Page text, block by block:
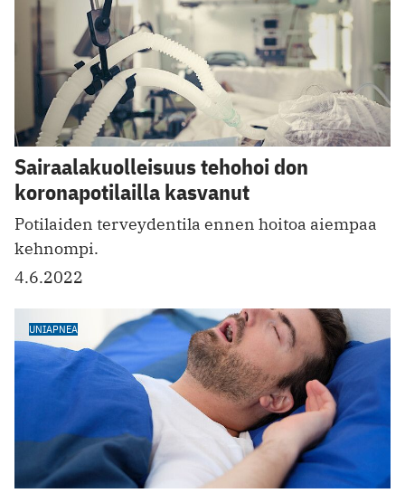
Sairaalakuolleisuus tehohoi don
koronapotilailla kasvanut
Potilaiden terveydentila ennen hoitoa aiempaa
kehnompi.
4.6.2022
UNIAPNEA